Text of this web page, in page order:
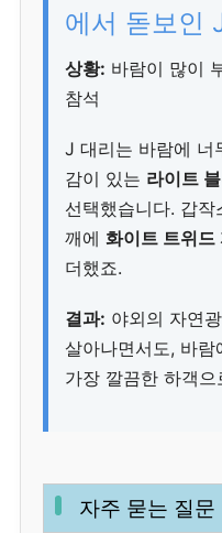
에서 돋보인
상황: 바람이 많이
참석
J 대리는 바람에 너
감이 있는 라이트
선택했습니다. 갑
깨에 화이트 트위드
더했죠.
결과: 야외의 자연
살아나면서도, 바
가장 깔끔한 하객
자주 묻는 질문